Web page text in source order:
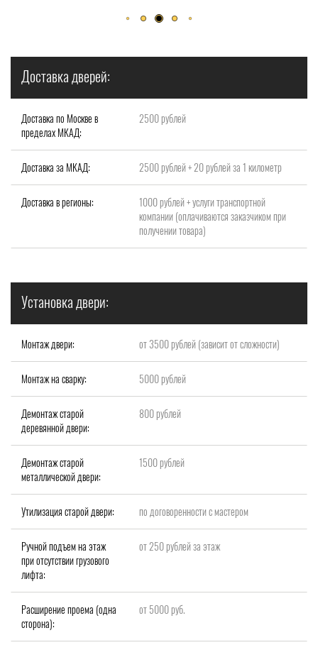
Доставка дверей:
Доставка по Москве в
пределах МКАД:
2500 рублей
Доставка за МКАД: 2500 рублей + 20 рублей за 1 километр
Доставка в регионы:
1000 рублей + услуги транспортной
компании (оплачиваются заказчиком при
получении товара)
Установка двери:
Монтаж двери: от 3500 рублей (зависит от сложности)
Монтаж на сварку: 5000 рублей
Демонтаж старой
деревянной двери:
800 рублей
Демонтаж старой
металлической двери:
1500 рублей
Утилизация старой двери: по договоренности с мастером
Ручной подъем на этаж
при отсутствии грузового
лифта:
от 250 рублей за этаж
Расширение проема (одна
сторона):
от 5000 руб.